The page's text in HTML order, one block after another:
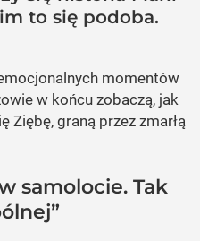
to się podoba.
momentów
w końcu zobaczą, jak
Ziębę, graną przez zmarłą
samolocie. Tak